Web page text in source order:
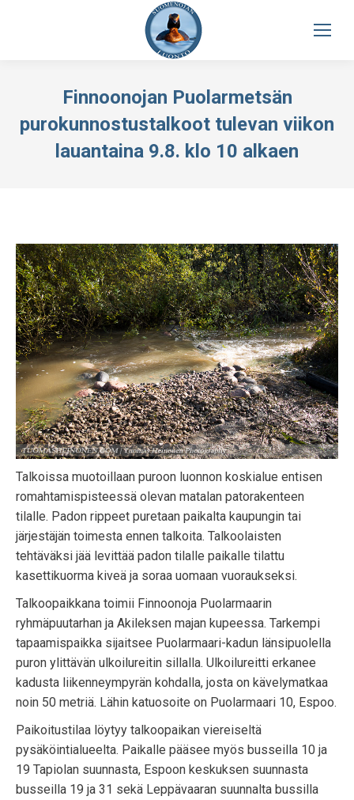
Finnoonojan Puolarmetsän
purokunnostustalkoot tulevan viikon
lauantaina 9.8. klo 10 alkaen
Talkoissa muotoillaan puroon luonnon koskialue entisen
romahtamispisteessä olevan matalan patorakenteen
tilalle. Padon rippeet puretaan paikalta kaupungin tai
järjestäjän toimesta ennen talkoita. Talkoolaisten
tehtäväksi jää levittää padon tilalle paikalle tilattu
kasettikuorma kiveä ja soraa uomaan vuoraukseksi.
Talkoopaikkana toimii Finnoonoja Puolarmaarin
ryhmäpuutarhan ja Akileksen majan kupeessa. Tarkempi
tapaamispaikka sijaitsee Puolarmaari-kadun länsipuolella
puron ylittävän ulkoilureitin sillalla. Ulkoilureitti erkanee
kadusta liikenneympyrän kohdalla, josta on kävelymatkaa
noin 50 metriä. Lähin katuosoite on Puolarmaari 10, Espoo.
Paikoitustilaa löytyy talkoopaikan viereiseltä
pysäköintialueelta. Paikalle pääsee myös busseilla 10 ja
19 Tapiolan suunnasta, Espoon keskuksen suunnasta
busseilla 19 ja 31 sekä Leppävaaran suunnalta bussilla